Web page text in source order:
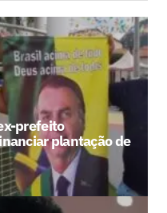
prefeito
plantação de